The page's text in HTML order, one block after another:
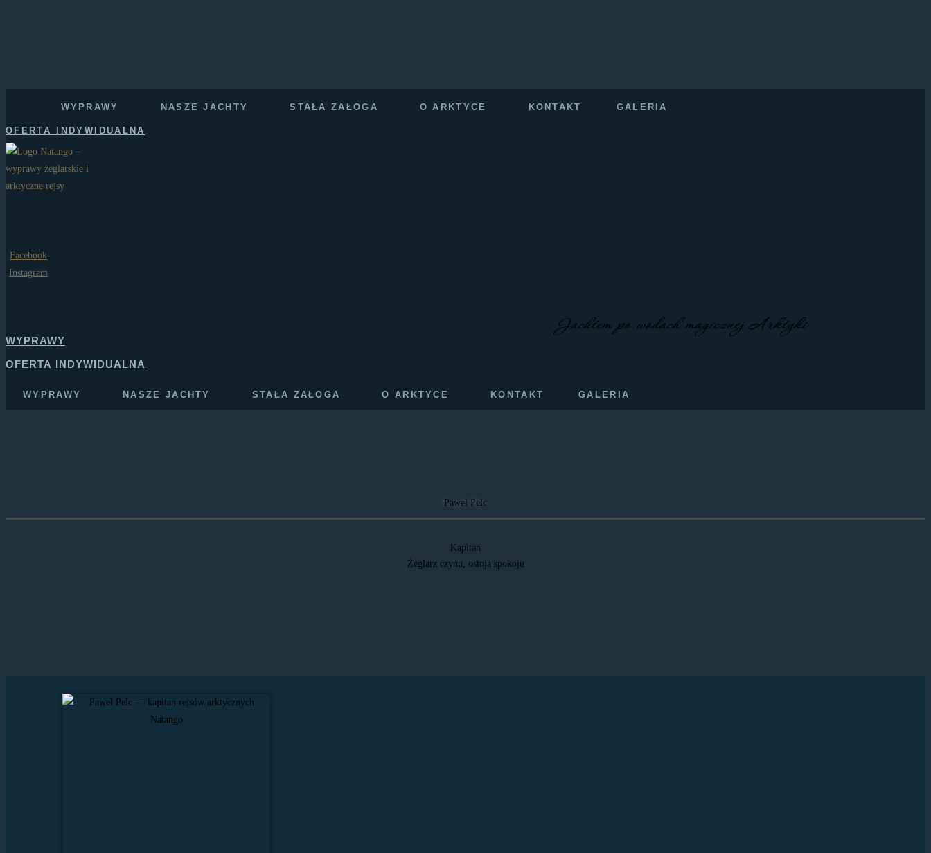
WYPRAWY NASZE JACHTY STAŁA ZAŁOGA O ARKTYCE KONTAKT GALERIA
OFERTA INDYWIDUALNA
Facebook
Instagram
Jachtem po wodach magicznej Arktyki
WYPRAWY
OFERTA INDYWIDUALNA
WYPRAWY NASZE JACHTY STAŁA ZAŁOGA O ARKTYCE KONTAKT GALERIA
Paweł Pelc
Kapitan
Żeglarz czynu, ostoja spokoju